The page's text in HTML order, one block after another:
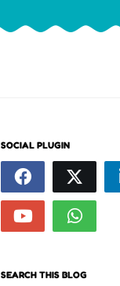
SOCIAL PLUGIN
SEARCH THIS BLOG